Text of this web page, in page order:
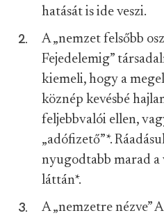
hatását is ide veszi.
A „nemzet felsőbb
Fejedelemig”
kiemeli, hogy a
köznép kevésbé
feljebbvalói ellen,
„adófizető”*.
nyugodtabb marad a
láttán*.
A „nemzetre nézve”